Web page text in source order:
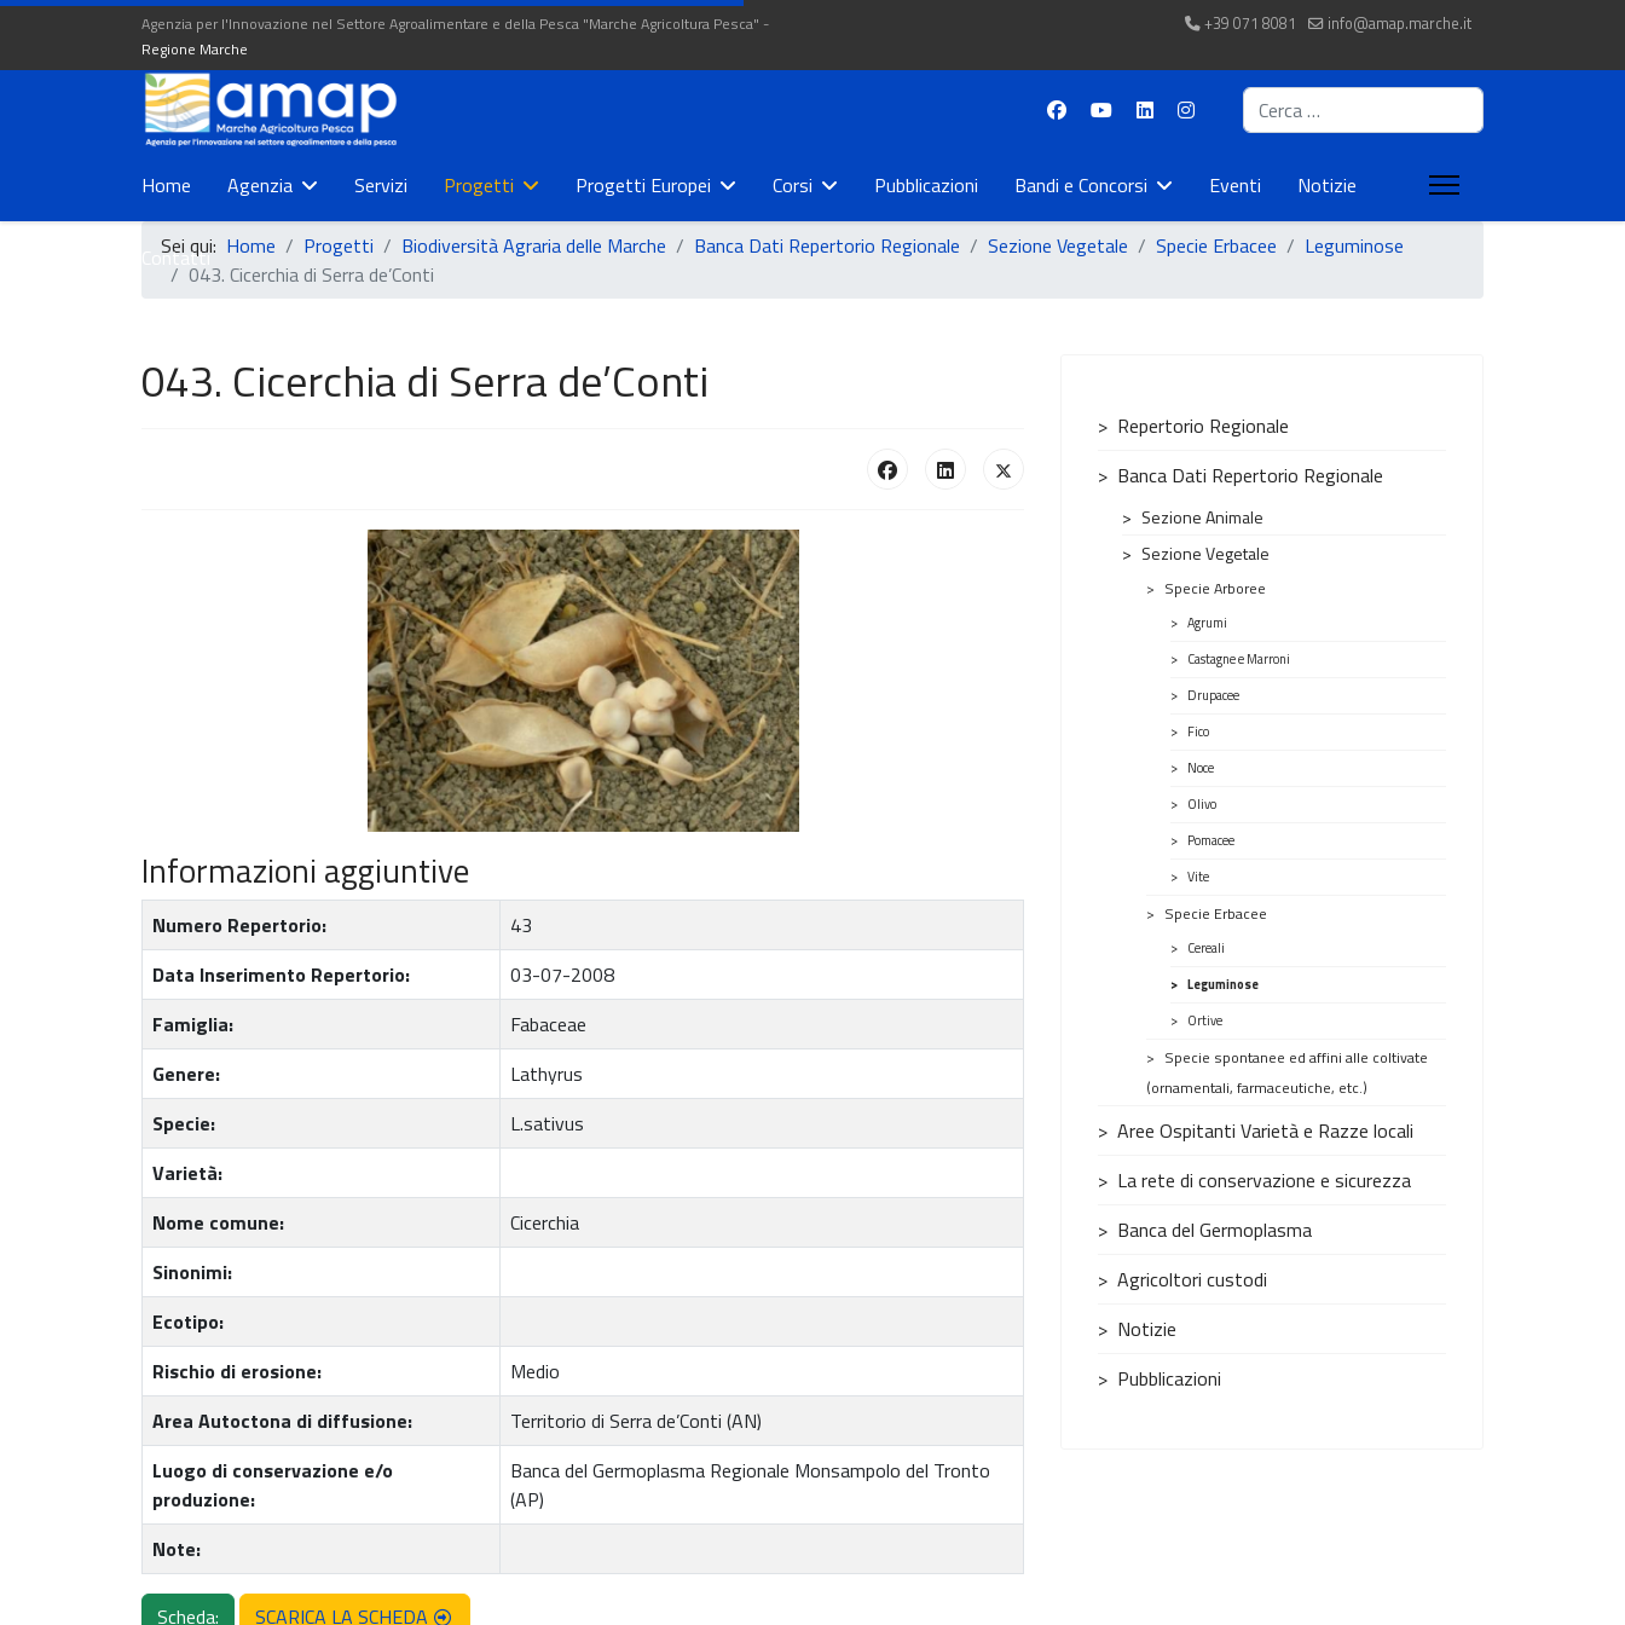
Agenzia per l'Innovazione nel Settore Agroalimentare e della Pesca "Marche Agricoltura Pesca" -
Regione Marche
+39 071 8081 info@amap.marche.it
Cerca
Home Agenzia Servizi Progetti Progetti Europei Corsi Pubblicazioni Bandi e Concorsi Eventi Notizie
Contatti
Sei qui: Home Progetti Biodiversità Agraria delle Marche Banca Dati Repertorio Regionale Sezione Vegetale Specie Erbacee
Leguminose
043. Cicerchia di Serra de’Conti
043. Cicerchia di Serra de’Conti
Informazioni aggiuntive
Numero Repertorio:
43
Data Inserimento Repertorio:
03-07-2008
Famiglia:
Fabaceae
Genere:
Lathyrus
Specie:
L.sativus
Varietà:
Nome comune:
Cicerchia
Sinonimi:
Ecotipo:
Rischio di erosione:
Medio
Area Autoctona di diffusione:
Territorio di Serra de’Conti (AN)
Luogo di conservazione e/o
produzione:
Banca del Germoplasma Regionale Monsampolo del Tronto
(AP)
Note:
Scheda: SCARICA LA SCHEDA
Repertorio Regionale
Banca Dati Repertorio Regionale
Sezione Animale
Sezione Vegetale
Specie Arboree
Agrumi
Castagne e Marroni
Drupacee
Fico
Noce
Olivo
Pomacee
Vite
Specie Erbacee
Cereali
Leguminose
Ortive
Specie spontanee ed affini alle coltivate
(ornamentali, farmaceutiche, etc.)
Aree Ospitanti Varietà e Razze locali
La rete di conservazione e sicurezza
Banca del Germoplasma
Agricoltori custodi
Notizie
Pubblicazioni